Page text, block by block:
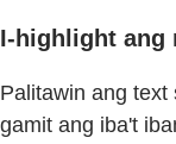
I-highlight ang
Palitawin ang
gamit ang iba't